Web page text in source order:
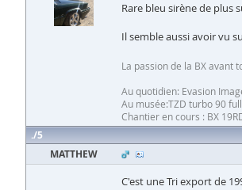
Rare bleu sirène de plus
Il semble aussi avoir vu
La passion de la BX avant
Au quotidien: Evasion
Au musée:TZD turbo 90
Chantier en cours : BX
5
MATTHEW
C'est une Tri export de